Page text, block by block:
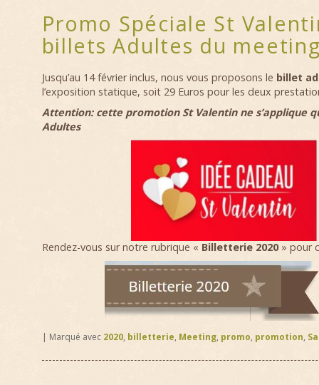
Promo Spéciale St
billets Adultes du
Jusqu’au 14 février inclus, nous vous proposons le billet
l’exposition statique, soit 29 Euros pour les deux
Attention: cette promotion St Valentin ne s’applique
Adultes
Rendez-vous sur notre rubrique « Billetterie 2020» pour
| Marqué avec 2020, billetterie, Meeting, promo, promotion,